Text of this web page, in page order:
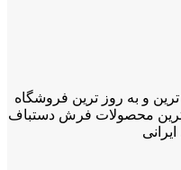
و به روز ترین فروشگاه
ترین محصولات فرش دستباف